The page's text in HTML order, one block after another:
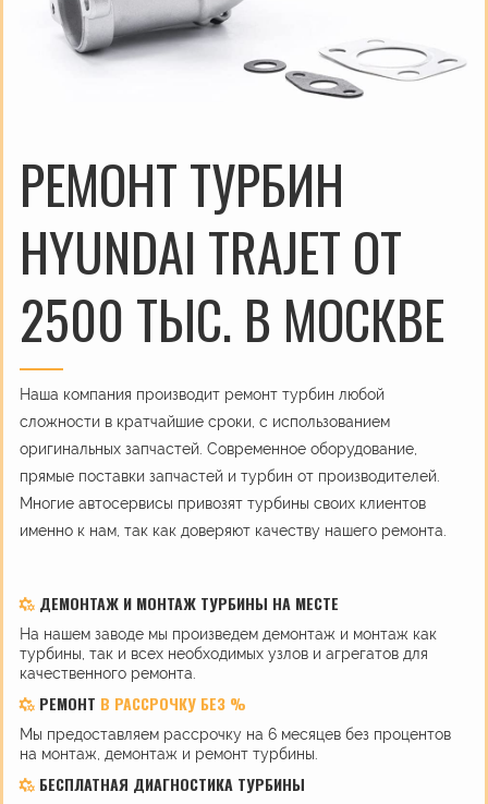
РЕМОНТ ТУРБИН
HYUNDAI TRAJET ОТ
2500 ТЫС. В МОСКВЕ
Наша компания производит ремонт турбин любой
сложности в кратчайшие сроки, с использованием
оригинальных запчастей. Современное оборудование,
прямые поставки запчастей и турбин от производителей.
Многие автосервисы привозят турбины своих клиентов
именно к нам, так как доверяют качеству нашего ремонта.
ДЕМОНТАЖ И МОНТАЖ ТУРБИНЫ НА МЕСТЕ
На нашем заводе мы произведем демонтаж и монтаж как
турбины, так и всех необходимых узлов и агрегатов для
качественного ремонта.
РЕМОНТ В РАССРОЧКУ БЕЗ %
Мы предоставляем рассрочку на 6 месяцев без процентов
на монтаж, демонтаж и ремонт турбины.
БЕСПЛАТНАЯ ДИАГНОСТИКА ТУРБИНЫ